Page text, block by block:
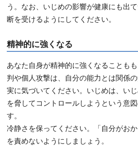
う。なお、いじめの影響が健康にも出
断を受けるようにしてください。
精神的に強くなる
あなた自身が精神的に強くなることも
判や個人攻撃は、自分の能力とは関係
実に気づいてください。いじめは、い
を脅してコントロールしようという意
す。
冷静さを保ってください。「自分がお
を責めないようにしましょう。